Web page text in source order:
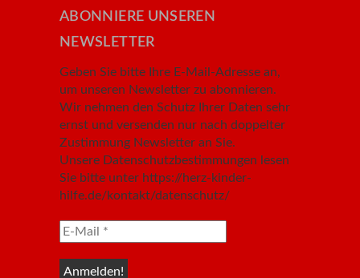
ABONNIERE UNSEREN
NEWSLETTER
Geben Sie bitte Ihre E-Mail-Adresse an,
um unseren Newsletter zu abonnieren.
Wir nehmen den Schutz Ihrer Daten sehr
ernst und versenden nur nach doppelter
Zustimmung Newsletter an Sie.
Unsere Datenschutzbestimmungen lesen
Sie bitte unter https://herz-kinder-
hilfe.de/kontakt/datenschutz/